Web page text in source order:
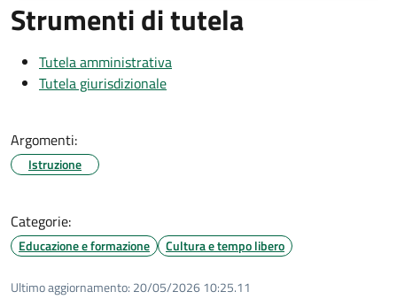
Strumenti di tutela
Tutela amministrativa
Tutela giurisdizionale
Argomenti:
Istruzione
Categorie:
Educazione e formazione Cultura e tempo libero
Ultimo aggiornamento: 20/05/2026 10:25.11